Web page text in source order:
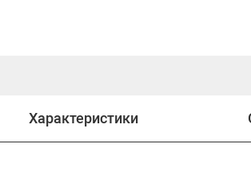
Характеристики